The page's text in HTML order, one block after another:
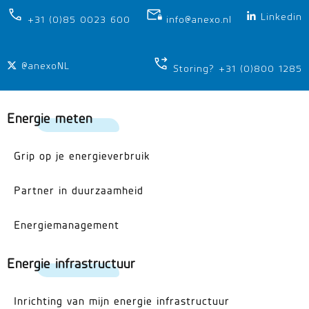
+31 (0)85 0023 600 info@anexo.nl Linkedin
@anexoNL Storing? +31 (0)800 1285
Energie meten
Grip op je energieverbruik
Partner in duurzaamheid
Energiemanagement
Energie infrastructuur
Inrichting van mijn energie infrastructuur